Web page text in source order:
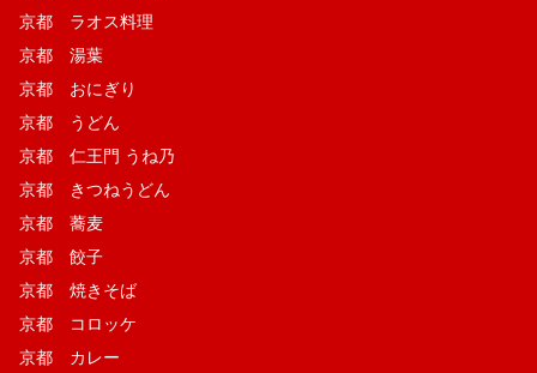
京都 ラオス料理
京都 湯葉
京都 おにぎり
京都 うどん
京都 仁王門 うね乃
京都 きつねうどん
京都 蕎麦
京都 餃子
京都 焼きそば
京都 コロッケ
京都 カレー